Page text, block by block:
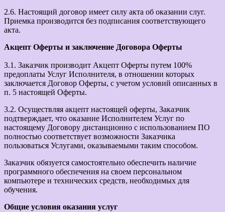
2.6. Настоящий договор имеет силу акта об оказании слуг.
Приемка производится без подписания соответствующего
акта.
Акцепт Оферты и заключение Договора Оферты
3.1. Заказчик производит Акцепт Оферты путем 100%
предоплаты Услуг Исполнителя, в отношении которых
заключается Договор Оферты, с учетом условий описанных в
п. 5 настоящей Оферты.
3.2. Осуществляя акцепт настоящей оферты, Заказчик
подтверждает, что оказание Исполнителем Услуг по
настоящему Договору дистанционно с использованием ПО
полностью соответствует возможности Заказчика
пользоваться Услугами, оказываемыми таким способом.
Заказчик обязуется самостоятельно обеспечить наличие
программного обеспечения на своем персональном
компьютере и технических средств, необходимых для
обучения.
Общие условия оказания услуг